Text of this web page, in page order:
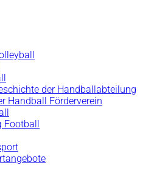
der Handballabteilung
Handball Förderverein
Football